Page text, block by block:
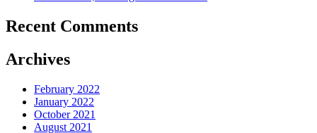
Recent Comments
Archives
February 2022
January 2022
October 2021
August 2021